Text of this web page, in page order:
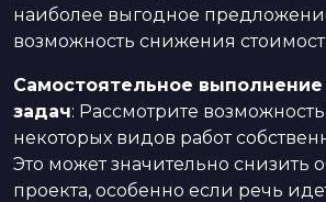
наиболее выгодное
возможность снижения
Самостоятельное
задач: Рассмотрите
некоторых видов работ
Это может значительно снизить
проекта, особенно если речь